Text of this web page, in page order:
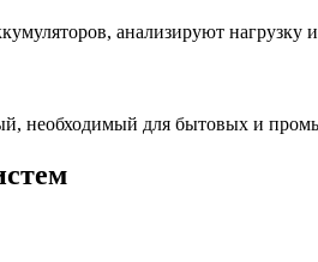
анализируют
необходимый для бытовых и